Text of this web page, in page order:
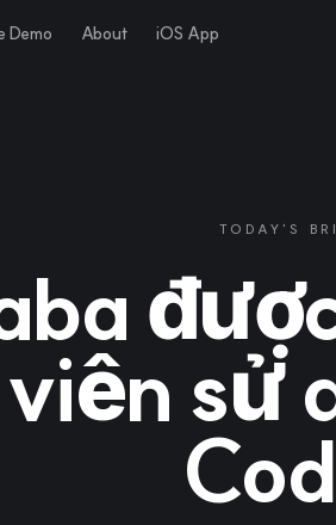
Demo About iOS App
TODAY'S
sử